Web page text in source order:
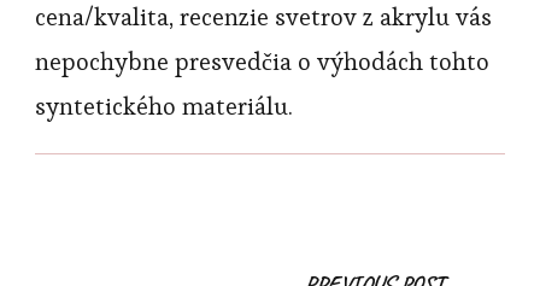
cena/kvalita, recenzie svetrov z akrylu vás
nepochybne presvedčia o výhodách tohto
syntetického materiálu.